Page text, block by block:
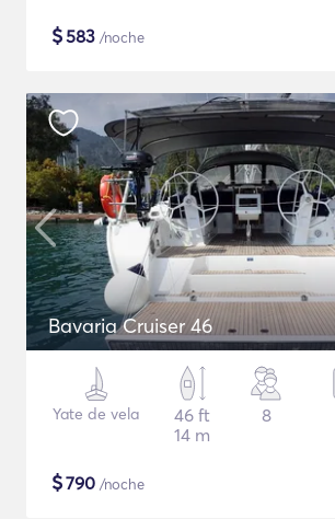
$583 /noche
Bavaria Cruiser 46
Yate de vela
46 ft
14 m
8
$790 /noche